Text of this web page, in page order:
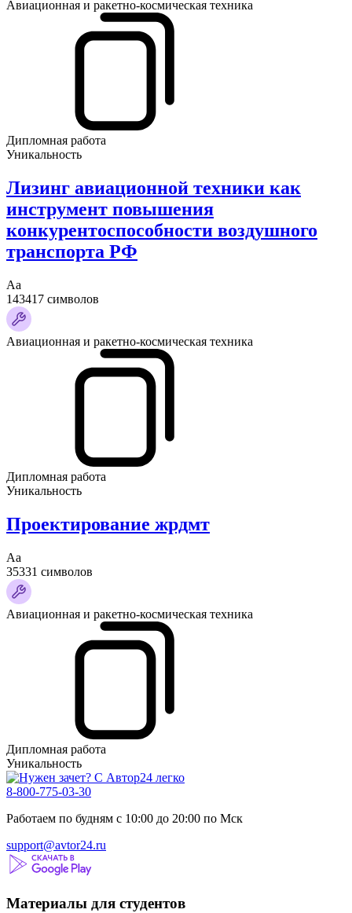
Авиационная и ракетно-космическая техника
Дипломная работа
Уникальность
Лизинг авиационной техники как
инструмент повышения
конкурентоспособности воздушного
транспорта РФ
Аа
143417 символов
Авиационная и ракетно-космическая техника
Дипломная работа
Уникальность
Проектирование жрдмт
Аа
35331 символов
Авиационная и ракетно-космическая техника
Дипломная работа
Уникальность
8-800-775-03-30
Работаем по будням с 10:00 до 20:00 по Мск
support@avtor24.ru
Материалы для студентов